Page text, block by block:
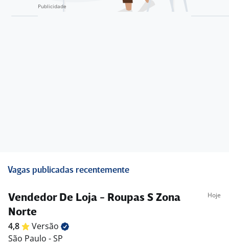
Vagas publicadas recentemente
Vendedor De Loja - Roupas S Zona
Norte
Hoje
4,8
Versão
São Paulo - SP